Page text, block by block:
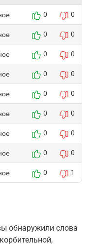
0 0
0 0
0 0
0 0
0 0
0 0
0 0
0 0
0 1
обнаружили слова